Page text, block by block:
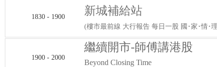
1830 - 1900 新城補給站
(樓市最前線 大行報告 每日一股 國･家･情･
1900 - 2000
繼續開市-師傅講港股
Beyond Closing Time